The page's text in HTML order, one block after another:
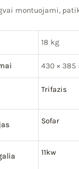
montuojami,
18 kg
430 × 385
Trifazis
Sofar
11kw